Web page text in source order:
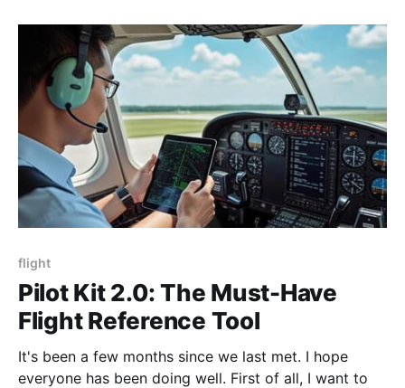
flight
Pilot Kit 2.0: The Must-Have
Flight Reference Tool
It's been a few months since we last met. I hope
everyone has been doing well. First of all, I want to